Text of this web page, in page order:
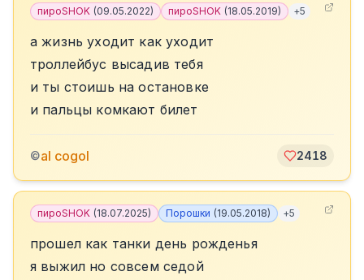
пироSHOK (09.05.2022) пироSHOK (18.05.2019) +5
а жизнь уходит как уходит
троллейбус высадив тебя
и ты стоишь на остановке
и пальцы комкают билет
©al cogol 2418
пироSHOK (18.07.2025) Порошки (19.05.2018) +5
прошел как танки день рожденья
я выжил но совсем седой